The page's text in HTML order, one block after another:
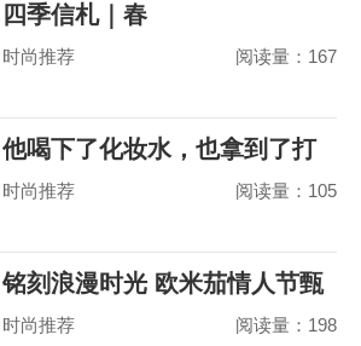
四季信札｜春
时尚推荐 阅读量：167
他喝下了化妆水，也拿到了打
赢山茶花之争的
时尚推荐 阅读量：105
铭刻浪漫时光 欧米茄情人节甄
选
时尚推荐 阅读量：198